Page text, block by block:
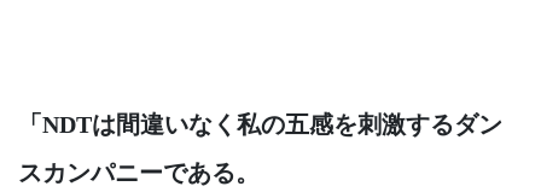
「NDTは間違いなく私の五感を刺激するダン
スカンパニーである。